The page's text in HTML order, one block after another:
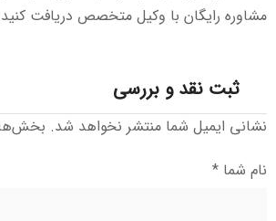
مشاوره رایگان با وکیل متخصص دریافت
ثبت نقد و بررسی
نشانی ایمیل شما منتشر نخواهد شد.
نام شما *